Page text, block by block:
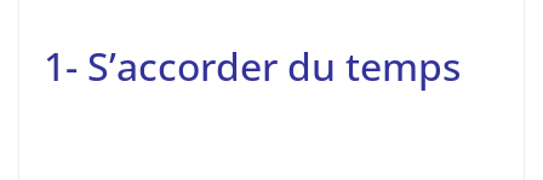
1- S’accorder du temps